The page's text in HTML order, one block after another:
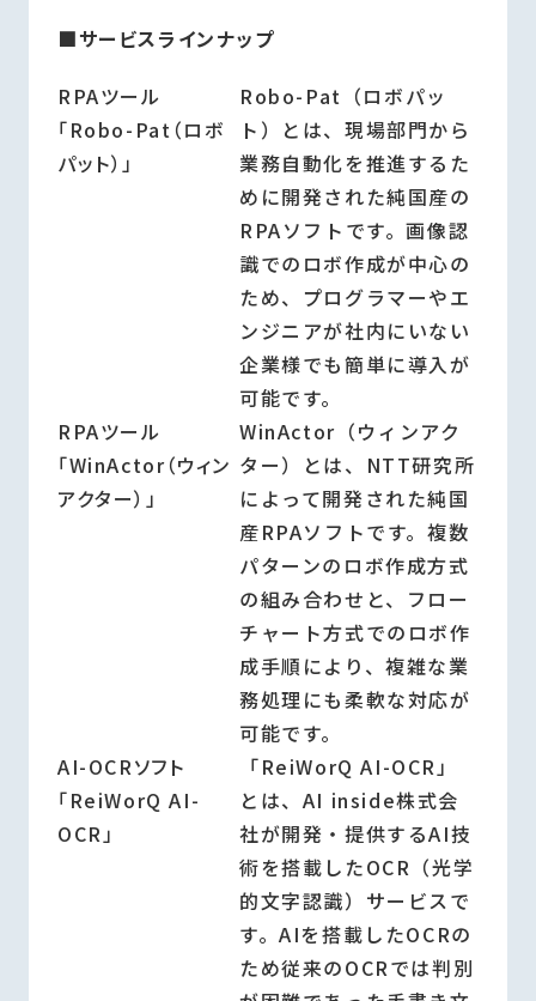
■サービスラインナップ
RPAツール
「Robo-Pat（ロボ
パット）」
Robo-Pat（ロボパッ
ト）とは、現場部門から
業務自動化を推進するた
めに開発された純国産の
RPAソフトです。画像認
識でのロボ作成が中心の
ため、プログラマーやエ
ンジニアが社内にいない
企業様でも簡単に導入が
可能です。
RPAツール
「WinActor（ウィン
アクター）」
WinActor（ウィンアク
ター）とは、NTT研究所
によって開発された純国
産RPAソフトです。複数
パターンのロボ作成方式
の組み合わせと、フロー
チャート方式でのロボ作
成手順により、複雑な業
務処理にも柔軟な対応が
可能です。
AI-OCRソフト
「ReiWorQ AI-
OCR」
「ReiWorQ AI-OCR」
とは、AI inside株式会
社が開発・提供するAI技
術を搭載したOCR（光学
的文字認識）サービスで
す。AIを搭載したOCRの
ため従来のOCRでは判別